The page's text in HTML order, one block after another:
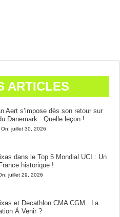
ARTICLES
Aert s’impose dès son retour sur
Danemark : Quelle leçon !
juillet 30, 2026
dans le Top 5 Mondial UCI : Un
historique !
juillet 29, 2026
et Decathlon CMA CGM : La
À Venir ?